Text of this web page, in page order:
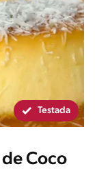
Testada
Coco